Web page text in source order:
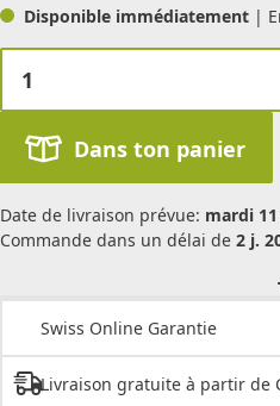
Disponible immédiatement |
Dans ton panier
Date de livraison prévue: mardi
Commande dans un délai de 2 j.
Swiss Online Garantie
Livraison gratuite à partir de